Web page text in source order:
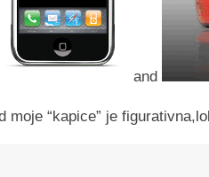
and
moje “kapice” je